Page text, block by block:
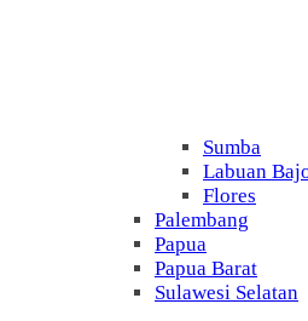
Sumba
Labuan
Flores
Palembang
Papua
Papua Barat
Sulawesi Selatan